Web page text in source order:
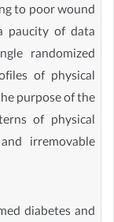
to poor wound
paucity of data
randomized
of physical
purpose of the
of physical
irremovable
diabetes and